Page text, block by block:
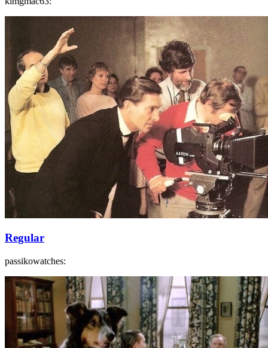
Regular
passikowatches: